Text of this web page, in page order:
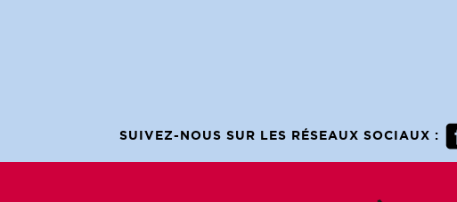
SUIVEZ-NOUS SUR LES RÉSEAUX SOCIAUX :